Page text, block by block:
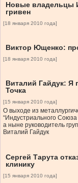
Новые владельцы
гривен
[18 января 2010 года]
Виктор Ющенко:
[18 января 2010 года]
Виталий Гайдук: Я
Точка
[15 января 2010 года]
О выходе из
“Индустриального Cоюза
а ныне руководитель
Виталий Гайдук
Сергей Тарута
клинику
[15 января 2010 года]